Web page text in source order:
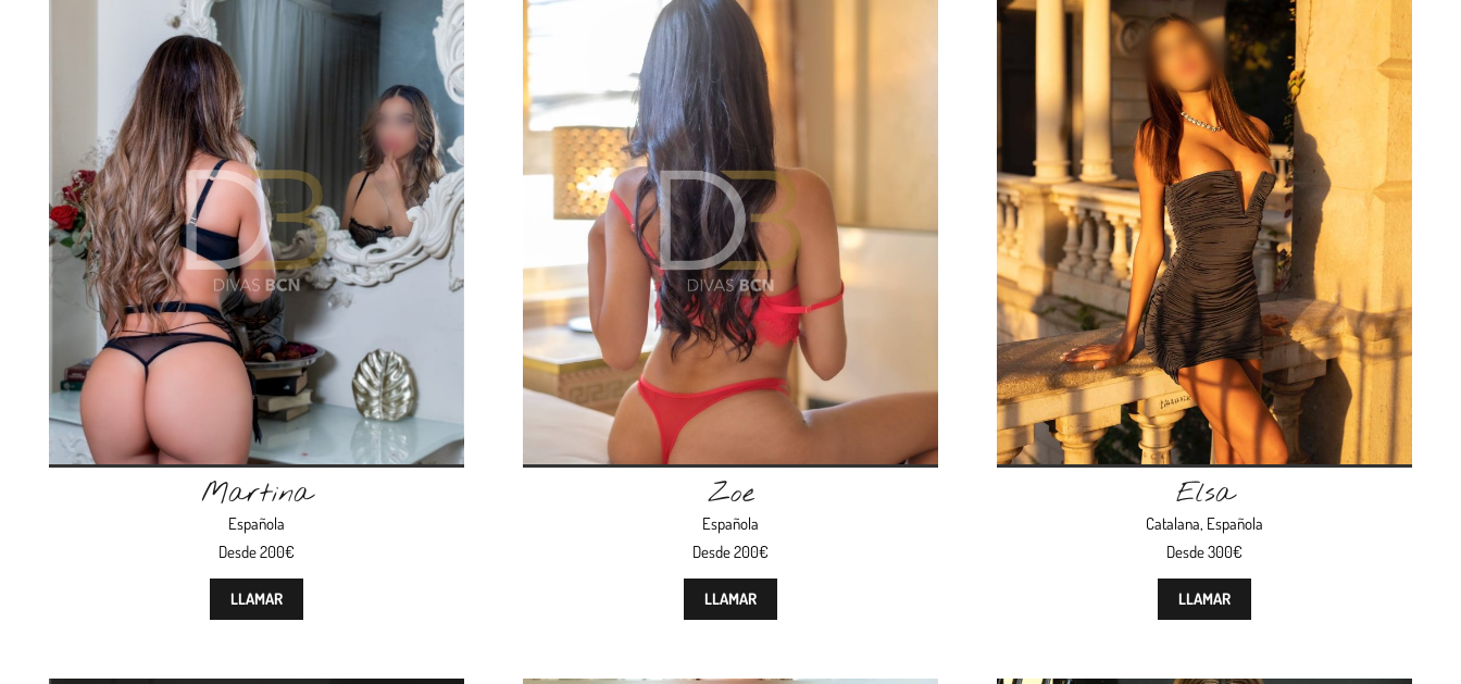
Martina
Española
Desde 200€
LLAMAR
Zoe
Española
Desde 200€
LLAMAR
Elsa
Catalana, Española
Desde 300€
LLAMAR